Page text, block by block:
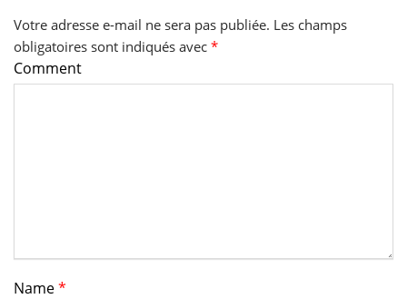
Votre adresse e-mail ne sera pas publiée. Les champs
obligatoires sont indiqués avec *
Comment
Name*